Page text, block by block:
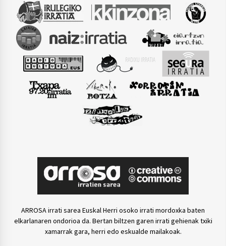
ARROSA irrati sarea Euskal Herri osoko irrati mordoxka baten
elkarlanaren ondorioa da. Bertan biltzen garen irrati gehienak txiki
xamarrak gara, herri edo eskualde mailakoak.